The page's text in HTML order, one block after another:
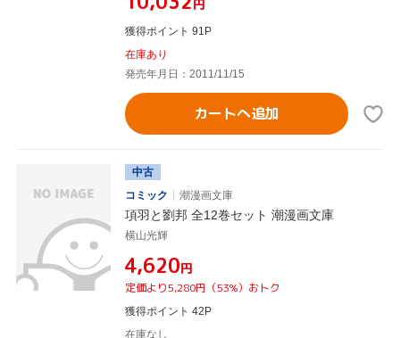
円
獲得ポイント 91P
在庫あり
発売年月日：2011/11/15
カートへ追加
中古
コミック
潮漫画文庫
項羽と劉邦 全12巻セット 潮漫画文庫
横山光輝
¥4,620円
定価より5,280円（53%）おトク
獲得ポイント 42P
在庫なし